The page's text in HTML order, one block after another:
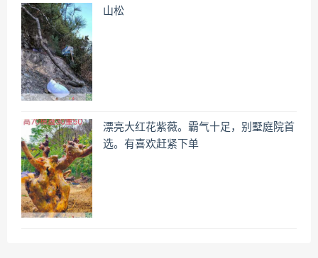
山松
漂亮大红花紫薇。霸气十足，别墅庭院首
选。有喜欢赶紧下单